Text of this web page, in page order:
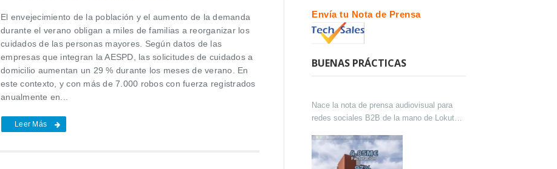
El envejecimiento de la población y el aumento de la demanda
durante el verano obligan a miles de familias a reorganizar los
cuidados de las personas mayores. Según datos de las
empresas que integran la AESPD, las solicitudes de cuidados a
domicilio aumentan un 29 % durante los meses de verano. En
este contexto, y con más de 7.000 robos con fuerza registrados
anualmente en...
Leer Más
Envía tu Nota de Prensa
BUENAS PRÁCTICAS
Nace la nota de prensa audiovisual para
redes sociales B2B de la mano de Lokutor